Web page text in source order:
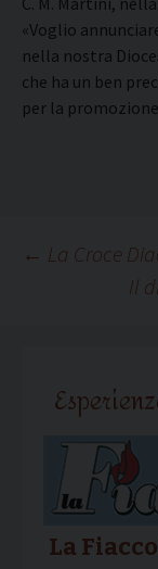
«Voglio
nella nostra
che ha un ben
per la
← La Croce
Il
La